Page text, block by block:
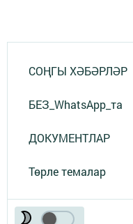
СОҢГЫ ХӘБӘРЛӘР
БЕЗ_WhatsApp_та
ДОКУМЕНТЛАР
Төрле темалар